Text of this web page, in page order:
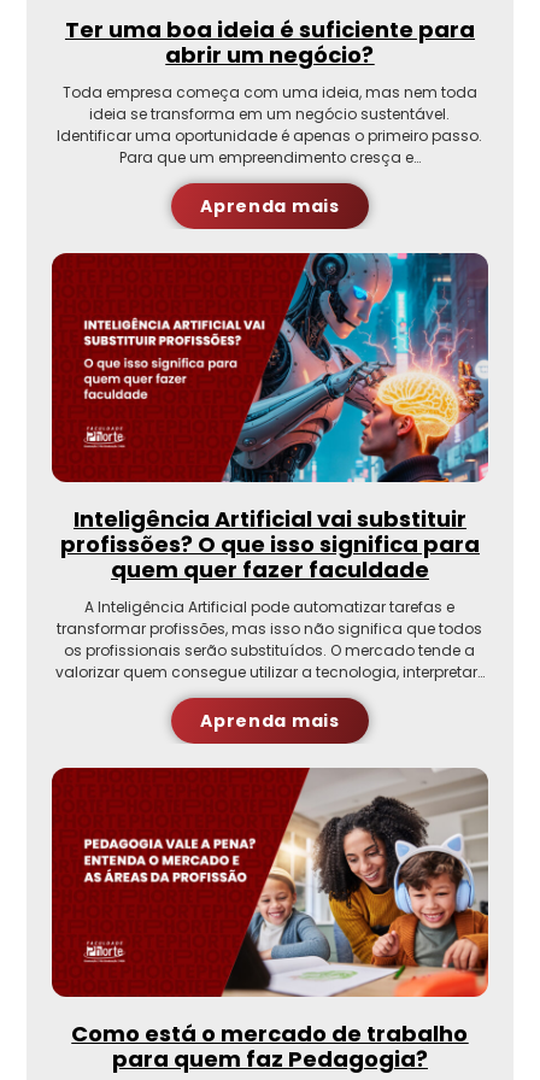
Ter uma boa ideia é suficiente para
abrir um negócio?
Toda empresa começa com uma ideia, mas nem toda
ideia se transforma em um negócio sustentável.
Identificar uma oportunidade é apenas o primeiro passo.
Para que um empreendimento cresça e…
Aprenda mais
Inteligência Artificial vai substituir
profissões? O que isso significa para
quem quer fazer faculdade
A Inteligência Artificial pode automatizar tarefas e
transformar profissões, mas isso não significa que todos
os profissionais serão substituídos. O mercado tende a
valorizar quem consegue utilizar a tecnologia, interpretar…
Aprenda mais
Como está o mercado de trabalho
para quem faz Pedagogia?